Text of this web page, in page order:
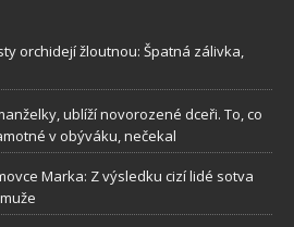
orchidejí žloutnou: Špatná zálivka,
ublíží novorozené dceři. To, co
v obýváku, nečekal
Marka: Z výsledku cizí lidé sotva